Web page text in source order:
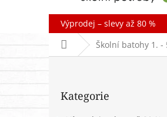
Výprodej – slevy až 80 %
Domů Školní batohy 1. -
P
kategorie
Kategorie